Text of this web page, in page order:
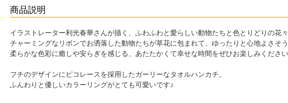
商品説明
イラストレーター利光春華さんが描く、ふわふわと愛らしい動物たちと色とりどりの花
チャーミングなリボンでお洒落した動物たちが草花に包まれて、ゆったりと心地よさそう
柔らかな色彩に癒しや安らぎを感じる、あたたかくて幸せな時間をぜひお楽しみくださ
フチのデザインにピコレースを採用したガーリーなタオルハンカチ。
ふんわりと優しいカラーリングがとても可愛いです♪